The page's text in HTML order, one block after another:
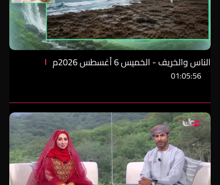
الناس والخريف - الخميس 6 أغسطس 2026م
01:05:56